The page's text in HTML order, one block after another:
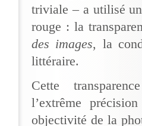
triviale – a utilisé
rouge : la
des images, la
littéraire.
Cette
l’extrême
objectivité de la